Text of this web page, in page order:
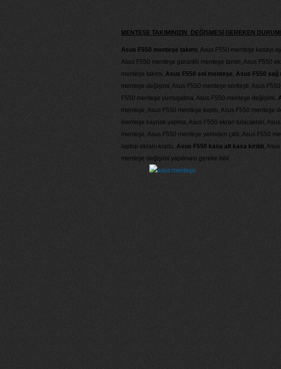
MENTEŞE TAKIMINIZIN DEĞİŞMESİ GEREKEN
Asus F550 menteşe takımı, Asus F550 menteşe kasayı
Asus F550 menteşe garantili menteşe tamiri, Asus F550
menteşe takımı, Asus F550 sol menteşe, Asus F550 sağ
menteşe değişimi, Asus F550 menteşe sertleşti, Asus
F550 menteşe yumuşatma, Asus F550 menteşe değişimi,
menteşe, Asus F550 menteşe koptu, Asus F550 menteşe
menteşe kaynak yapma, Asus F550 ekran tutacakları,
menteşe, Asus F550 menteşe yerinden çıktı, Asus F550
laptop ekranı koptu, Asus F550 kasa alt kasa kırıldı,
menteşe değişimi yapılması gereke bilir.